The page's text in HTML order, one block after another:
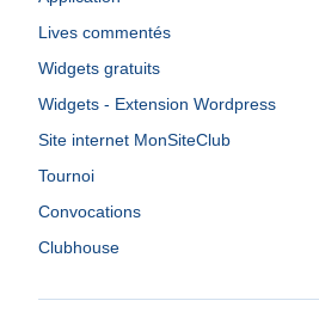
Lives commentés
Widgets gratuits
Widgets - Extension Wordpress
Site internet MonSiteClub
Tournoi
Convocations
Clubhouse